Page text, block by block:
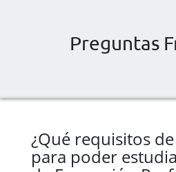
Preguntas
¿Qué requisitos
para poder